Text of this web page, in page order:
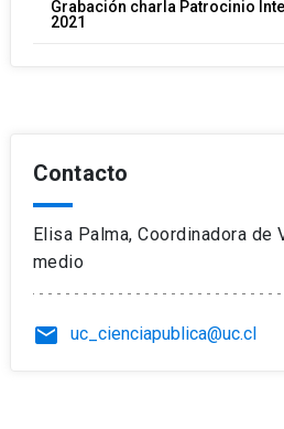
Grabación charla Patrocinio
2021
Contacto
Elisa Palma, Coordinadora de
medio
email uc_cienciapublica@uc.cl